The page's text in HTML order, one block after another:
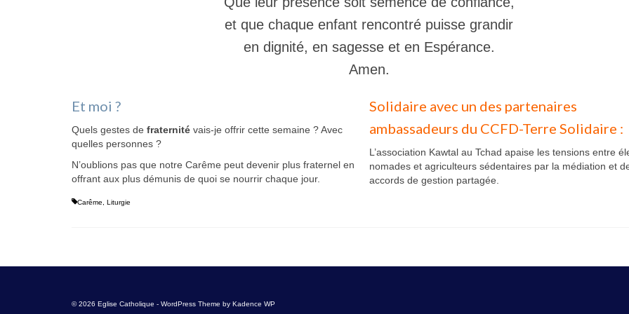
et que chaque enfant rencontré puisse grandir
en dignité, en sagesse et en Espérance.
Amen.
Et moi ?
Quels gestes de fraternité vais-je offrir cette semaine ? Avec
quelles personnes ?
N’oublions pas que notre Carême peut devenir plus fraternel en
offrant aux plus démunis de quoi se nourrir chaque jour.
Solidaire avec un des partenaires
ambassadeurs du CCFD-Terre Solidaire :
L’association Kawtal au Tchad apaise les tensions entre
nomades et agriculteurs sédentaires par la médiation et
accords de gestion partagée.
Carême, Liturgie
© 2026 Eglise Catholique - WordPress Theme by Kadence WP